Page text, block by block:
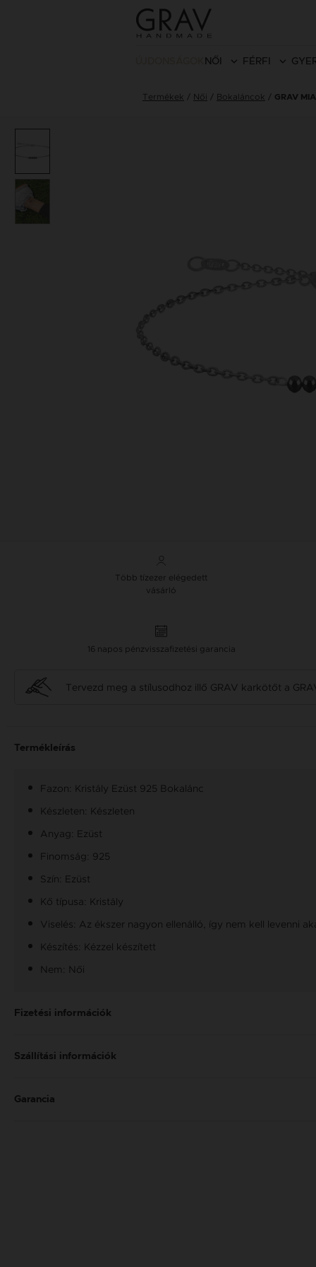
NŐI FÉRFI
Termékek Női Bokaláncok GRAV
Több tízezer elégedett
vásárló
16 napos pénzvisszafizetési garancia
Tervezd meg a stílusodhoz illő GRAV karkötőt a
Termékleírás
Fazon: Kristály Ezüst 925 Bokalánc
Készleten: Készleten
Anyag: Ezüst
Finomság: 925
Szín: Ezüst
Kő típusa: Kristály
Viselés: Az ékszer nagyon ellenálló, így nem kell levenni
Készítés: Kézzel készített
Nem: Női
Fizetési információk
Szállítási információk
Garancia